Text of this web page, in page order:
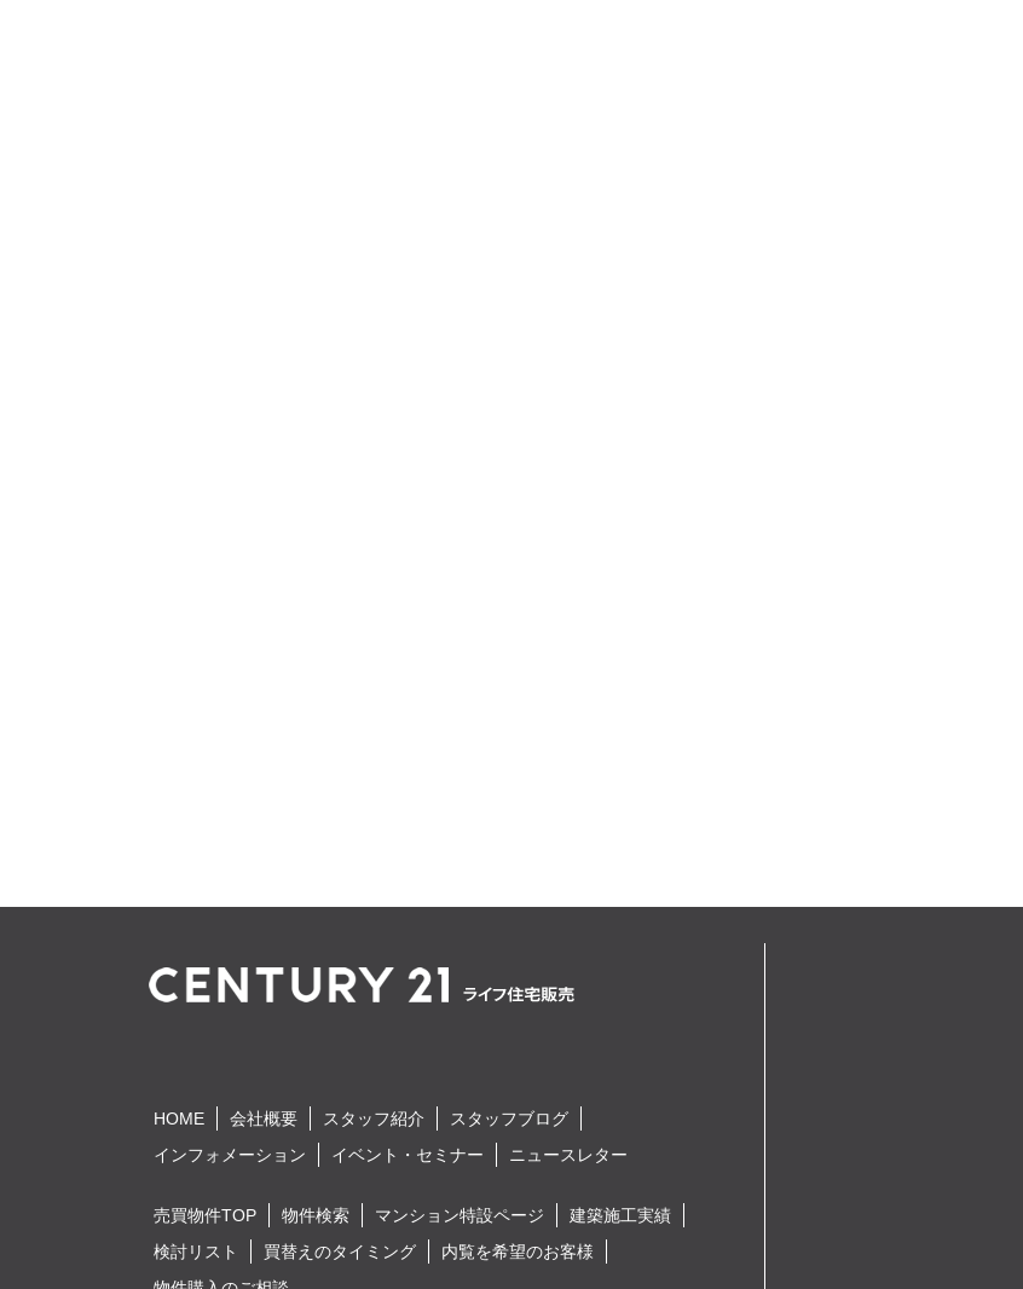
HOME 会社概要 スタッフ紹介
スタッフブログ
インフォメーション
イベント・セミナー ニュースレター
売買物件TOP 物件検索 マンション特設ページ
建築施工実績
検討リスト
買替えのタイミング
内覧を希望のお客様